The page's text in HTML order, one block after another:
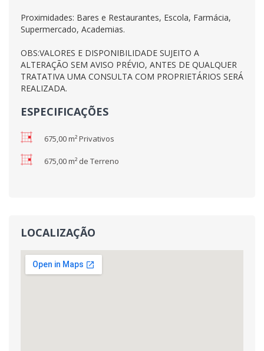
Proximidades: Bares e Restaurantes, Escola, Farmácia,
Supermercado, Academias.
OBS:VALORES E DISPONIBILIDADE SUJEITO A
ALTERAÇÃO SEM AVISO PRÉVIO, ANTES DE QUALQUER
TRATATIVA UMA CONSULTA COM PROPRIETÁRIOS SERÁ
REALIZADA.
ESPECIFICAÇÕES
675,00 m² Privativos
675,00 m² de Terreno
LOCALIZAÇÃO